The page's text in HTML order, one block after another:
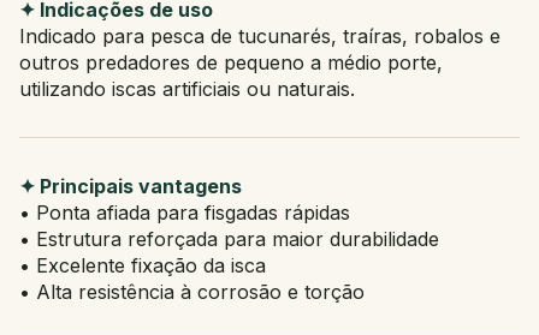
✦ Indicações de uso
Indicado para pesca de tucunarés, traíras, robalos e
outros predadores de pequeno a médio porte,
utilizando iscas artificiais ou naturais.
✦ Principais vantagens
• Ponta afiada para fisgadas rápidas
• Estrutura reforçada para maior durabilidade
• Excelente fixação da isca
• Alta resistência à corrosão e torção